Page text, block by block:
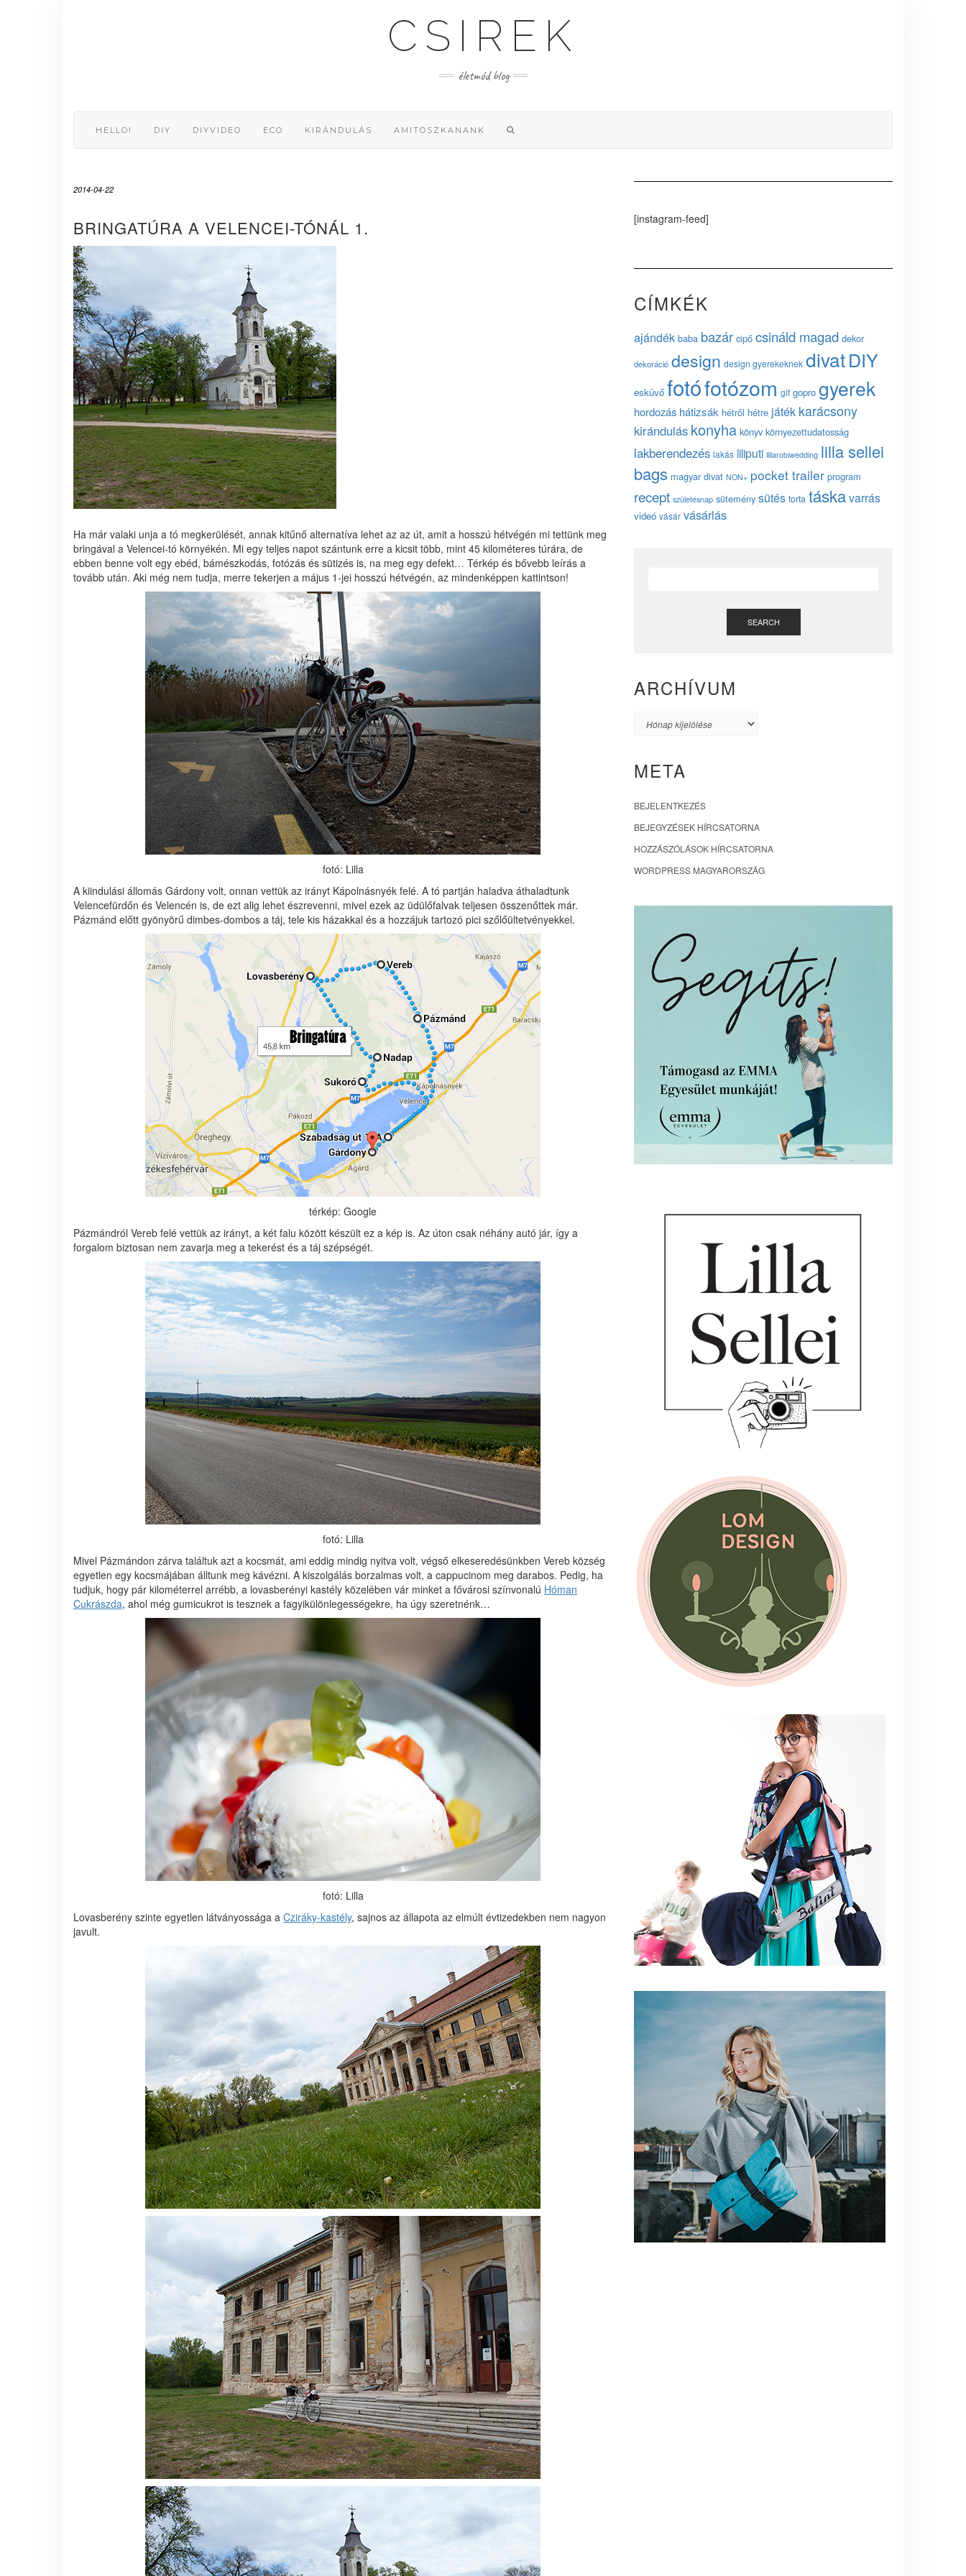
CSIREK
életmód blog
HELLO! DIY DIYVIDEO ECO KIRÁNDULÁS AMITOSZKANANK
2014-04-22
BRINGATÚRA A VELENCEI-TÓNÁL 1.
Ha már valaki unja a tó megkerülését, annak kitűnő alternatíva lehet az az út, amit a hosszú hétvégén mi tettünk meg
bringával a Velencei-tó környékén. Mi egy teljes napot szántunk erre a kicsit több, mint 45 kilométeres túrára, de
ebben benne volt egy ebéd, bámészkodás, fotózás és sütizés is, na meg egy defekt… Térkép és bővebb leírás a
tovább után. Aki még nem tudja, merre tekerjen a május 1-jei hosszú hétvégén, az mindenképpen kattintson!
fotó: Lilla
A kiindulási állomás Gárdony volt, onnan vettük az irányt Kápolnásnyék felé. A tó partján haladva áthaladtunk
Velencefürdőn és Velencén is, de ezt alig lehet észrevenni, mivel ezek az üdülőfalvak teljesen összenőttek már.
Pázmánd előtt gyönyörű dimbes-dombos a táj, tele kis házakkal és a hozzájuk tartozó pici szőlőültetvényekkel.
térkép: Google
Pázmándról Vereb felé vettük az irányt, a két falu között készült ez a kép is. Az úton csak néhány autó jár, így a
forgalom biztosan nem zavarja meg a tekerést és a táj szépségét.
fotó: Lilla
Mivel Pázmándon zárva találtuk azt a kocsmát, ami eddig mindig nyitva volt, végső elkeseredésünkben Vereb község
egyetlen egy kocsmájában álltunk meg kávézni. A kiszolgálás borzalmas volt, a cappucinom meg darabos. Pedig, ha
tudjuk, hogy pár kilométerrel arrébb, a lovasberényi kastély közelében vár minket a fővárosi színvonalú Hóman
Cukrászda, ahol még gumicukrot is tesznek a fagyikülönlegességekre, ha úgy szeretnénk…
fotó: Lilla
Lovasberény szinte egyetlen látványossága a Cziráky-kastély, sajnos az állapota az elmúlt évtizedekben nem nagyon
javult.
[instagram-feed]
CÍMKÉK
ajándék baba bazár cipő csináld magad dekor
dekoráció design design gyerekeknek divatDIY
esküvő fotófotózom gif gopro gyerek
hordozás hátizsák hétről hétre játék karácsony
kirándulás konyha könyv környezettudatosság
lakberendezés lakás liliputi lillarobiwedding lilla sellei
bags magyar divat NON+ pocket trailer program
recept születésnap sütemény sütés torta táskavarrás
videó vásár vásárlás
SEARCH
ARCHÍVUM
Archívum
META
BEJELENTKEZÉS
BEJEGYZÉSEK HÍRCSATORNA
HOZZÁSZÓLÁSOK HÍRCSATORNA
WORDPRESS MAGYARORSZÁG